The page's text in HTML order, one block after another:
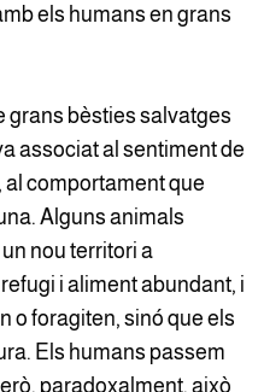
els humans en grans
grans bèsties salvatges
associat al sentiment de
al comportament que
Alguns animals
nou territori a
i aliment abundant, i
o foragiten, sinó que els
Els humans passem
paradoxalment, això